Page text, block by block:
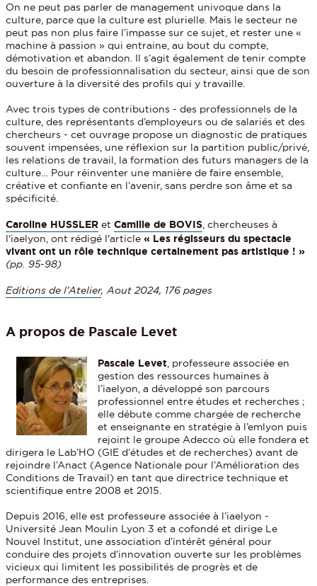
On ne peut pas parler de management univoque dans la
culture, parce que la culture est plurielle. Mais le secteur ne
peut pas non plus faire l’impasse sur ce sujet, et rester une «
machine à passion » qui entraine, au bout du compte,
démotivation et abandon. Il s’agit également de tenir compte
du besoin de professionnalisation du secteur, ainsi que de son
ouverture à la diversité des profils qui y travaille.
Avec trois types de contributions - des professionnels de la
culture, des représentants d’employeurs ou de salariés et des
chercheurs - cet ouvrage propose un diagnostic de pratiques
souvent impensées, une réflexion sur la partition public/privé,
les relations de travail, la formation des futurs managers de la
culture… Pour réinventer une manière de faire ensemble,
créative et confiante en l’avenir, sans perdre son âme et sa
spécificité.
Caroline HUSSLER etCamille de BOVIS , chercheuses à
l'iaelyon, ont rédigé l'article« Les régisseurs du spectacle
vivant ont un rôle technique certainement pas artistique ! »
(pp. 95-98)
Editions de l’Atelier, Aout 2024, 176 pages
A propos de Pascale Levet
Pascale Levet , professeure associée en
gestion des ressources humaines à
l’iaelyon, a développé son parcours
professionnel entre études et recherches ;
elle débute comme chargée de recherche
et enseignante en stratégie à l’emlyon puis
rejoint le groupe Adecco où elle fondera et
dirigera le Lab’HO (GIE d’études et de recherches) avant de
rejoindre l’Anact (Agence Nationale pour l’Amélioration des
Conditions de Travail) en tant que directrice technique et
scientifique entre 2008 et 2015.
Depuis 2016, elle est professeure associée à l’iaelyon -
Université Jean Moulin Lyon 3 et a cofondé et dirige Le
Nouvel Institut, une association d’intérêt général pour
conduire des projets d’innovation ouverte sur les problèmes
vicieux qui limitent les possibilités de progrès et de
performance des entreprises.